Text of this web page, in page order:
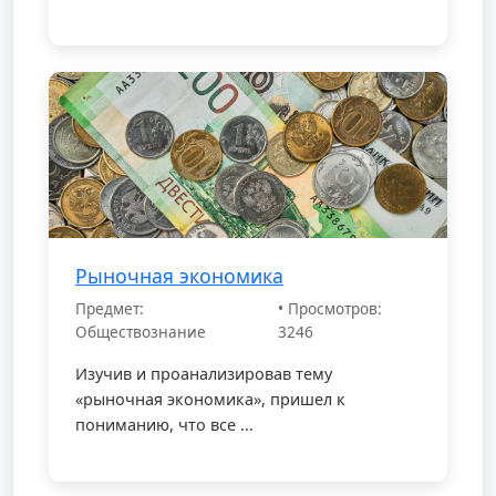
4. Общий анализ результатов
Методы и методики:
1. Изучение литературы
3. Обобщение
1. На защиту выносятся результаты,
полученные в процессе
Рыночная экономика
Предмет:
Обществознание
• Просмотров:
3246
Изучив и проанализировав тему
«рыночная экономика», пришел к
пониманию, что все ...